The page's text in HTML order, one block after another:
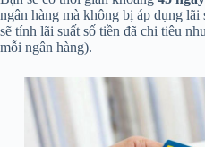
ngân hàng mà không bị áp dụng lãi
sẽ tính lãi suất số tiền đã chi tiêu
mỗi ngân hàng).